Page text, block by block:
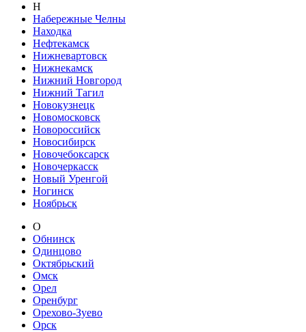
Н
Набережные Челны
Находка
Нефтекамск
Нижневартовск
Нижнекамск
Нижний Новгород
Нижний Тагил
Новокузнецк
Новомосковск
Новороссийск
Новосибирск
Новочебоксарск
Новочеркасск
Новый Уренгой
Ногинск
Ноябрьск
О
Обнинск
Одинцово
Октябрьский
Омск
Орел
Оренбург
Орехово-Зуево
Орск